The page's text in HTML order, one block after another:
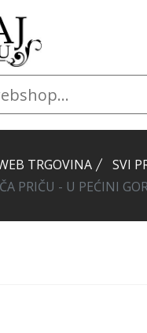
TRGOVINA
SVI
PRIČU - U PEĆINI